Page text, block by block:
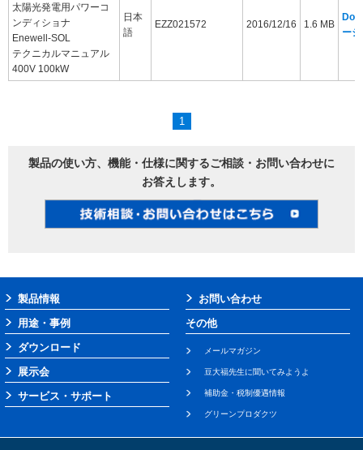
太陽光発電用パワーコ
ンディショナ
Enewell-SOL
テクニカルマニュアル
400V 100kW
日本
語
EZZ021572 2016/12/16 1.6 MB
ージ
1
製品の使い方、機能・仕様に関するご相談・お問い合わせに
お答えします。
製品情報
用途・事例
ダウンロード
展示会
サービス・サポート
お問い合わせ
その他
メールマガジン
豆大福先生に聞いてみようよ
補助金・税制優遇情報
グリーンプロダクツ